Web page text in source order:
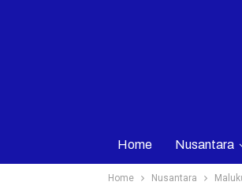
Home Nusantara
Home Nusantara